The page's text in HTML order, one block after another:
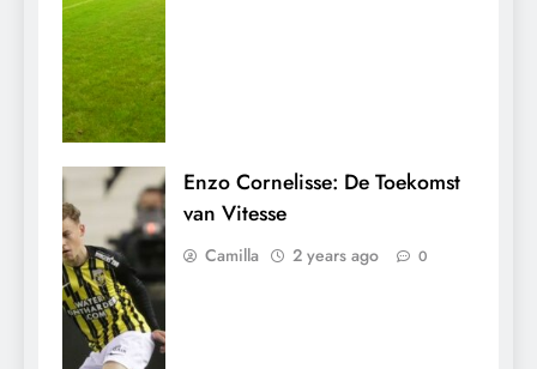
Enzo Cornelisse: De Toekomst
van Vitesse
Camilla 2 years ago 0